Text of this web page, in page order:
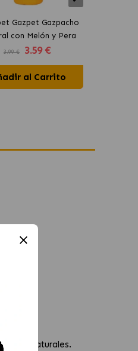
Gazpet Gazpacho
con Melón y Pera
Perros y Gatos
3.99 € 3.59 €
al Carrito
y naturales.